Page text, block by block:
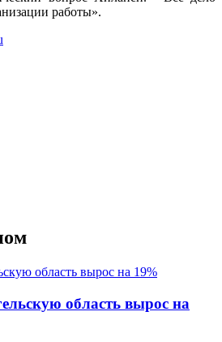
работы».
область вырос на